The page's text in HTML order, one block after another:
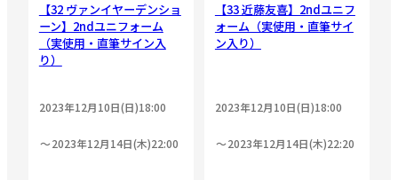
【32 ヴァンイヤーデンショ
ーン】2ndユニフォーム
（実使用・直筆サイン入
り）
2023年12月10日(日)18:00
2023年12月14日(木)22:00
【33 近藤友喜】2ndユニフ
ォーム（実使用・直筆サイ
ン入り）
2023年12月10日(日)18:00
2023年12月14日(木)22:20